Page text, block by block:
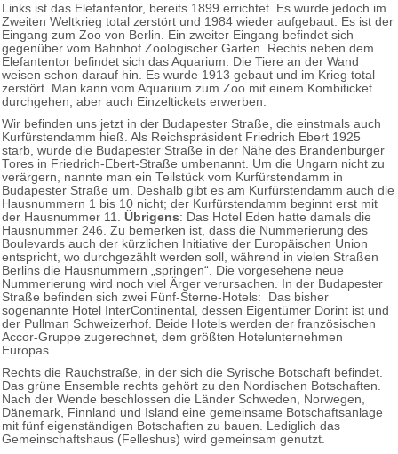
Links ist das Elefantentor, bereits 1899 errichtet. Es wurde jedoch im
Zweiten Weltkrieg total zerstört und 1984 wieder aufgebaut. Es ist der
Eingang zum Zoo von Berlin. Ein zweiter Eingang befindet sich
gegenüber vom Bahnhof Zoologischer Garten. Rechts neben dem
Elefantentor befindet sich das Aquarium. Die Tiere an der Wand
weisen schon darauf hin. Es wurde 1913 gebaut und im Krieg total
zerstört. Man kann vom Aquarium zum Zoo mit einem Kombiticket
durchgehen, aber auch Einzeltickets erwerben.
Wir befinden uns jetzt in der Budapester Straße, die einstmals auch
Kurfürstendamm hieß. Als Reichspräsident Friedrich Ebert 1925
starb, wurde die Budapester Straße in der Nähe des Brandenburger
Tores in Friedrich-Ebert-Straße umbenannt. Um die Ungarn nicht zu
verärgern, nannte man ein Teilstück vom Kurfürstendamm in
Budapester Straße um. Deshalb gibt es am Kurfürstendamm auch die
Hausnummern 1 bis 10 nicht; der Kurfürstendamm beginnt erst mit
der Hausnummer 11. Übrigens: Das Hotel Eden hatte damals die
Hausnummer 246. Zu bemerken ist, dass die Nummerierung des
Boulevards auch der kürzlichen Initiative der Europäischen Union
entspricht, wo durchgezählt werden soll, während in vielen Straßen
Berlins die Hausnummern „springen“. Die vorgesehene neue
Nummerierung wird noch viel Ärger verursachen. In der Budapester
Straße befinden sich zwei Fünf-Sterne-Hotels: Das bisher
sogenannte Hotel InterContinental, dessen Eigentümer Dorint ist und
der Pullman Schweizerhof. Beide Hotels werden der französischen
Accor-Gruppe zugerechnet, dem größten Hotelunternehmen
Europas.
Rechts die Rauchstraße, in der sich die Syrische Botschaft befindet.
Das grüne Ensemble rechts gehört zu den Nordischen Botschaften.
Nach der Wende beschlossen die Länder Schweden, Norwegen,
Dänemark, Finnland und Island eine gemeinsame Botschaftsanlage
mit fünf eigenständigen Botschaften zu bauen. Lediglich das
Gemeinschaftshaus (Felleshus) wird gemeinsam genutzt.